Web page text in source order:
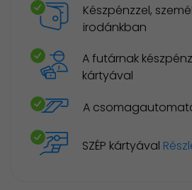
Készpénzzel,
irodánkban
A futárnak
kártyával
A
SZÉP kártyával